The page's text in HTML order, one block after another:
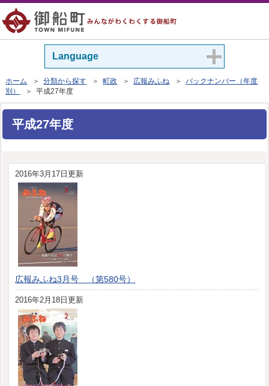
Language
ホーム ＞分類から探す ＞町政 ＞ 広報みふね ＞バックナンバー（年度
別）
＞ 平成27年度
平成27年度
2016年3月17日更新
広報みふね3月号 （第580号）
2016年2月18日更新